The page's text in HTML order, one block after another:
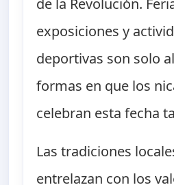
exposiciones y
deportivas son solo
formas en que los
celebran esta fecha
Las tradiciones
entrelazan con los